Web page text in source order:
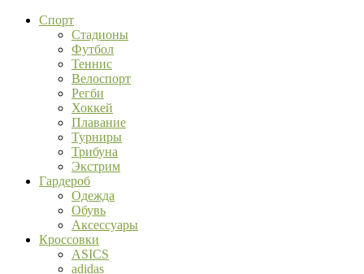
Спорт
Стадионы
Футбол
Теннис
Велоспорт
Регби
Хоккей
Плавание
Турниры
Трибуна
Экстрим
Гардероб
Одежда
Обувь
Аксессуары
Кроссовки
ASICS
adidas